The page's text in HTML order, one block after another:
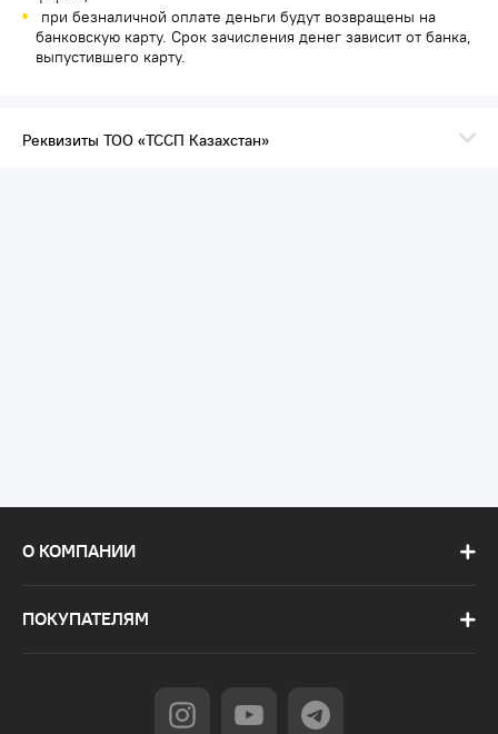
при безналичной оплате деньги будут возвращены на
банковскую карту. Срок зачисления денег зависит от банка,
выпустившего карту.
Реквизиты ТОО «ТССП Казахстан»
О КОМПАНИИ
ПОКУПАТЕЛЯМ